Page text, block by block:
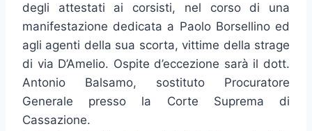
degli attestati ai corsisti, nel corso di una
manifestazione dedicata a Paolo Borsellino ed
agli agenti della sua scorta, vittime della strage
di via D’Amelio. Ospite d’eccezione sarà il dott.
Antonio Balsamo, sostituto Procuratore
Generale presso la Corte Suprema di
Cassazione.